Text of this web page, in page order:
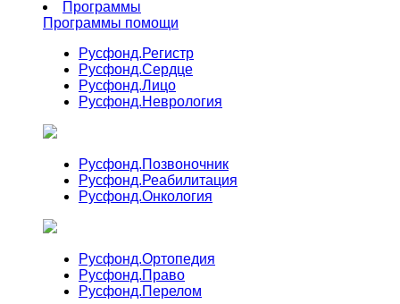
Программы
Программы помощи
Русфонд.Регистр
Русфонд.Сердце
Русфонд.Лицо
Русфонд.Неврология
Русфонд.Позвоночник
Русфонд.Реабилитация
Русфонд.Онкология
Русфонд.Ортопедия
Русфонд.Право
Русфонд.Перелом